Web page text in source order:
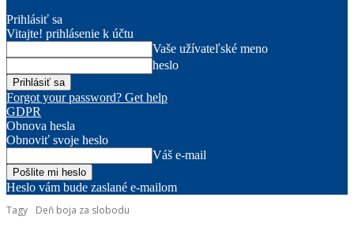
Prihlásiť sa
Vitajte! prihlásenie k účtu
Vaše užívateľské meno
heslo
Forgot your password? Get help
GDPR
Obnova hesla
Obnoviť svoje heslo
Váš e-mail
Heslo vám bude zaslané e-mailom
Tagy
Deň boja za slobodu